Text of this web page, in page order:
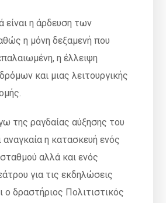
είναι η άρδευση των
η μόνη δεξαμενή που
η έλλειψη
και μιας λειτουργικής
της ραγδαίας αύξησης του
αναγκαία η κατασκευή ενός
αλλά και ενός
για τις εκδηλώσεις
ο δραστήριος Πολιτιστικός